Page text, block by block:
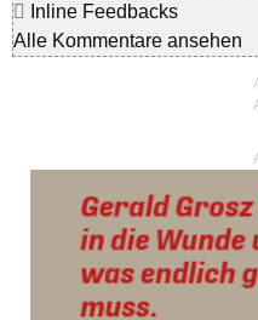
Inline Feedbacks
Alle Kommentare ansehen